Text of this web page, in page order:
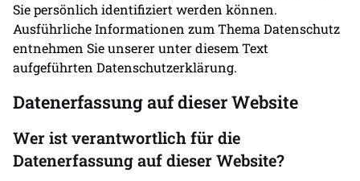
Sie persönlich identifiziert werden können.
Ausführliche Informationen zum Thema Datenschutz
entnehmen Sie unserer unter diesem Text
aufgeführten Datenschutzerklärung.
Datenerfassung auf dieser Website
Wer ist verantwortlich für die
Datenerfassung auf dieser Website?